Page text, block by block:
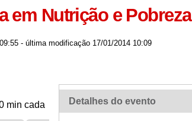
em Nutrição e Pobreza
- última modificação17/01/2014 10:09
Detalhes do evento
min cada